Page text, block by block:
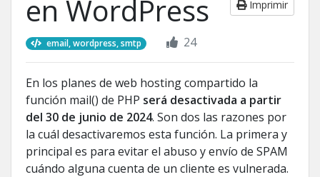
en WordPress
Imprimir
email, wordpress, smtp 24
En los planes de web hosting compartido la
función mail() de PHP será desactivada a partir
del 30 de junio de 2024. Son dos las razones por
la cuál desactivaremos esta función. La primera y
principal es para evitar el abuso y envío de SPAM
cuándo alguna cuenta de un cliente es vulnerada.